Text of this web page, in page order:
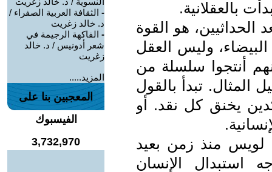
بالعقلانية.
الحداثيين، هو القوة
البيضاء، وليس العقل
أنتجوا سلسلة من
المثال. تبدأ بالقول
يخنق كل نقد. أو
منذ زمن بعيد
استبدال الإنسان
- الثقافة العربية الصفراء /
د. خالد زغريت
- الفاكهة الرجيمة في
شعر أدونيس / د. خالد
زغريت
المزيد.....
المعجبين بنا على
الفيسبوك
3,732,970